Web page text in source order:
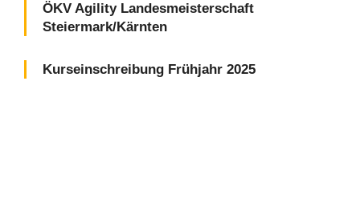
ÖKV Agility Landesmeisterschaft
Steiermark/Kärnten
Kurseinschreibung Frühjahr 2025